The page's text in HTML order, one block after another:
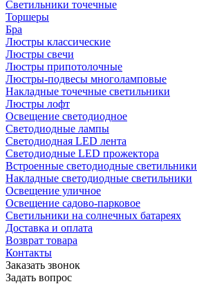
Светильники точечные
Торшеры
Бра
Люстры классические
Люстры свечи
Люстры припотолочные
Люстры-подвесы многоламповые
Накладные точечные светильники
Люстры лофт
Освещение светодиодное
Светодиодные лампы
Светодиодная LED лента
Светодиодные LED прожектора
Встроенные светодиодные светильники
Накладные светодиодные светильники
Освещение уличное
Освещение садово-парковое
Светильники на солнечных батареях
Доставка и оплата
Возврат товара
Контакты
Заказать звонок
Задать вопрос